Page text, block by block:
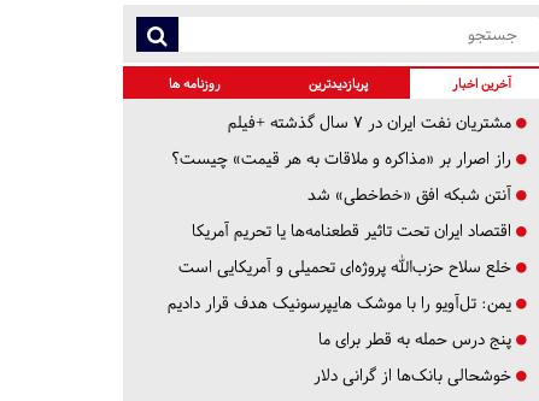
آخرین اخبار پربازدیدترین روزنامه ها
مشتریان نفت ایران در ۷ سال گذشته +فیلم
راز اصرار بر «مذاکره و ملاقات به هر قیمت» چیست؟
آنتن شبکه افق «خط‌خطی» شد
اقتصاد ایران تحت تاثیر قطعنامه‌ها یا تحریم‌ آمریکا
خلع سلاح حزب‌الله پروژه‌ای تحمیلی و آمریکایی است
یمن: تل‌آویو را با موشک هایپرسونیک هدف قرار دادیم
پنج درس‌ حمله به قطر برای ما
خوشحالی بانک‌ها از گرانی دلار